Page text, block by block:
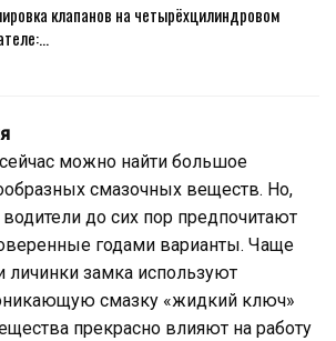
клапанов на четырёхцилиндровом
можно найти большое
смазочных веществ. Но,
до сих пор предпочитают
годами варианты. Чаще
личинки замка используют
смазку «жидкий ключ»
прекрасно влияют на работу